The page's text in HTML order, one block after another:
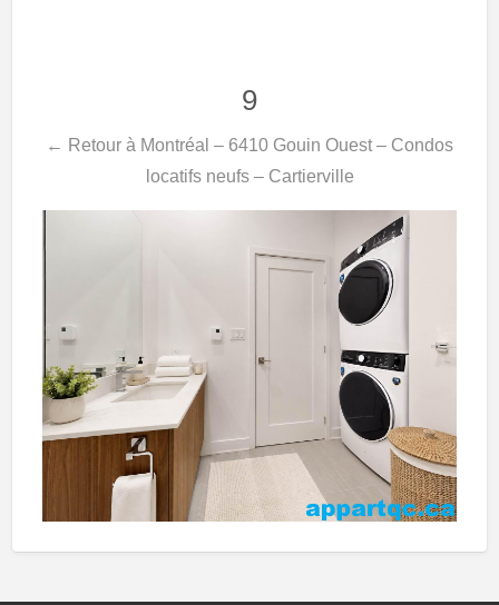
9
← Retour à Montréal – 6410 Gouin Ouest – Condos
locatifs neufs – Cartierville